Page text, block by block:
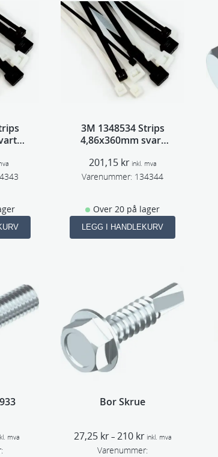
3M 1348534 Strips
4,86x360mm svart
201,15 kr inkl. mva
Varenummer: 134344
Over 20 på lager
LEGG I HANDLEKURV
mva
Bor Skrue
27,25 kr– 210 krP
r
inkl. mva
Varenummer: